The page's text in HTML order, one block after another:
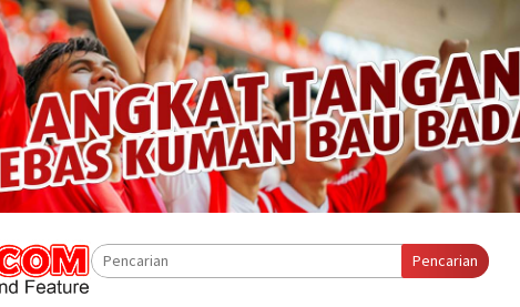
Pencarian